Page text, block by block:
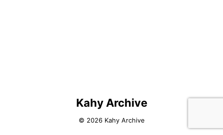
Kahy Archive
© 2026 Kahy Archive